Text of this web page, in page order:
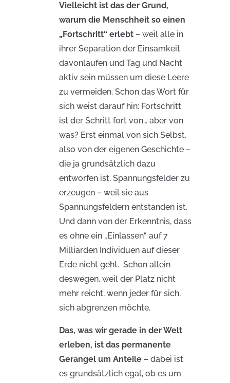
Vielleicht ist das der Grund,
warum die Menschheit so einen
„Fortschritt“ erlebt– weil alle in
ihrer Separation der Einsamkeit
davonlaufen und Tag und Nacht
aktiv sein müssen um diese Leere
zu vermeiden. Schon das Wort für
sich weist darauf hin: Fortschritt
ist der Schritt fort von… aber von
was? Erst einmal von sich Selbst,
also von der eigenen Geschichte –
die ja grundsätzlich dazu
entworfen ist, Spannungsfelder zu
erzeugen – weil sie aus
Spannungsfeldern entstanden ist.
Und dann von der Erkenntnis, dass
es ohne ein „Einlassen“ auf 7
Milliarden Individuen auf dieser
Erde nicht geht. Schon allein
deswegen, weil der Platz nicht
mehr reicht, wenn jeder für sich,
sich abgrenzen möchte.
Das, was wir gerade in der Welt
erleben, ist das permanente
Gerangel um Anteile– dabei ist
es grundsätzlich egal, ob es um